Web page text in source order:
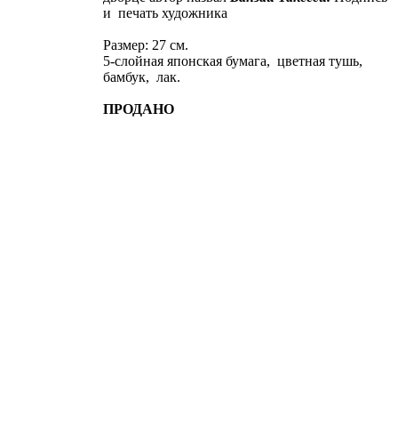
и печать художника
Размер: 27 см.
5-слойная японская бумага, цветная тушь,
бамбук, лак.
ПРОДАНО